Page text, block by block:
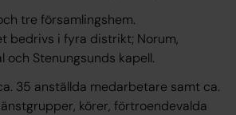
tre församlingshem.
bedrivs i fyra distrikt; Norum,
och Stenungsunds kapell.
35 anställda medarbetare samt ca.
körer, förtroendevalda